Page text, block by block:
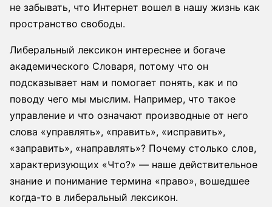
не забывать, что Интернет вошел в нашу жизнь как
пространство свободы.
Либеральный лексикон интереснее и богаче
академического Словаря, потому что он
подсказывает нам и помогает понять, как и по
поводу чего мы мыслим. Например, что такое
управление и что означают производные от него
слова «управлять», «править», «исправить»,
«заправить», «направлять»? Почему столько слов,
характеризующих «Что?» — наше действительное
знание и понимание термина «право», вошедшее
когда-то в либеральный лексикон.